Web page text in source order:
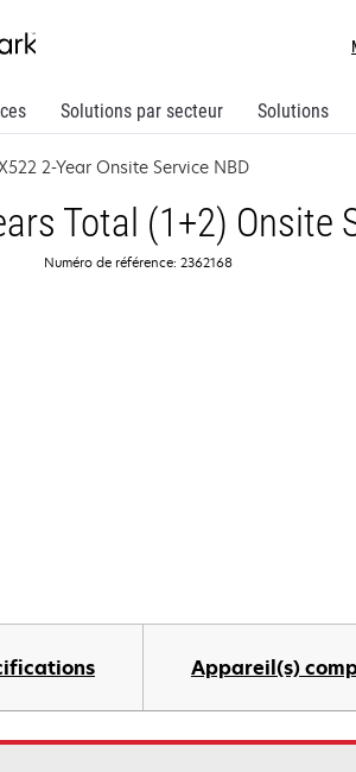
Solutions par secteur Solutions
2-Year Onsite Service NBD
Total (1+2) Onsite
Numéro de référence: 2362168
Appareil(s)